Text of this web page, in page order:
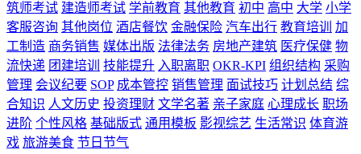
筑师考试 建造师考试 学前教育 其他教育 初中 高中 大学 小学
客服咨询 其他岗位 酒店餐饮 金融保险 汽车出行 教育培训
加
工制造 商务销售 媒体出版 法律法务 房地产建筑 医疗保健 物
流快递 团建培训 技能提升 入职离职 OKR-KPI 组织结构 采购
管理 会议纪要 SOP 成本管控 销售管理 面试技巧 计划总结 综
合知识 人文历史 投资理财 文学名著 亲子家庭 心理成长 职场
进阶 个性风格 基础版式 通用模板 影视综艺 生活常识 体育游
戏 旅游美食 节日节气